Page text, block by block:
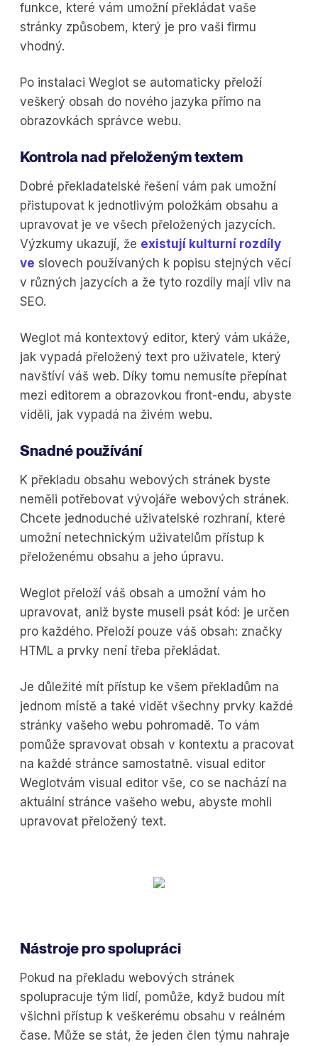
funkce, které vám umožní překládat vaše
stránky způsobem, který je pro vaši firmu
vhodný.
Po instalaci Weglot se automaticky přeloží
veškerý obsah do nového jazyka přímo na
obrazovkách správce webu.
Kontrola nad přeloženým textem
Dobré překladatelské řešení vám pak umožní
přistupovat k jednotlivým položkám obsahu a
upravovat je ve všech přeložených jazycích.
Výzkumy ukazují, že existují kulturní rozdíly
ve slovech používaných k popisu stejných věcí
v různých jazycích a že tyto rozdíly mají vliv na
SEO.
Weglot má kontextový editor, který vám ukáže,
jak vypadá přeložený text pro uživatele, který
navštíví váš web. Díky tomu nemusíte přepínat
mezi editorem a obrazovkou front-endu, abyste
viděli, jak vypadá na živém webu.
Snadné používání
K překladu obsahu webových stránek byste
neměli potřebovat vývojáře webových stránek.
Chcete jednoduché uživatelské rozhraní, které
umožní netechnickým uživatelům přístup k
přeloženému obsahu a jeho úpravu.
Weglot přeloží váš obsah a umožní vám ho
upravovat, aniž byste museli psát kód: je určen
pro každého. Přeloží pouze váš obsah: značky
HTML a prvky není třeba překládat.
Je důležité mít přístup ke všem překladům na
jednom místě a také vidět všechny prvky každé
stránky vašeho webu pohromadě. To vám
pomůže spravovat obsah v kontextu a pracovat
na každé stránce samostatně. visual editor
Weglotvám visual editor vše, co se nachází na
aktuální stránce vašeho webu, abyste mohli
upravovat přeložený text.
Nástroje pro spolupráci
Pokud na překladu webových stránek
spolupracuje tým lidí, pomůže, když budou mít
všichni přístup k veškerému obsahu v reálném
čase. Může se stát, že jeden člen týmu nahraje